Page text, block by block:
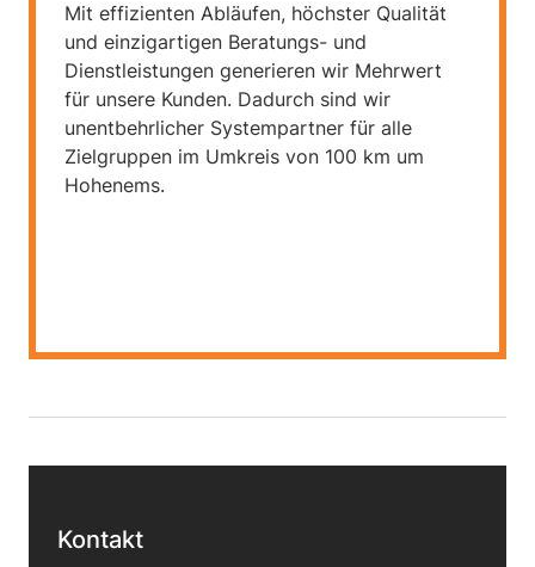
Mit effizienten Abläufen, höchster Qualität
und einzigartigen Beratungs- und
Dienstleistungen generieren wir Mehrwert
für unsere Kunden. Dadurch sind wir
unentbehrlicher Systempartner für alle
Zielgruppen im Umkreis von 100 km um
Hohenems.
Kontakt